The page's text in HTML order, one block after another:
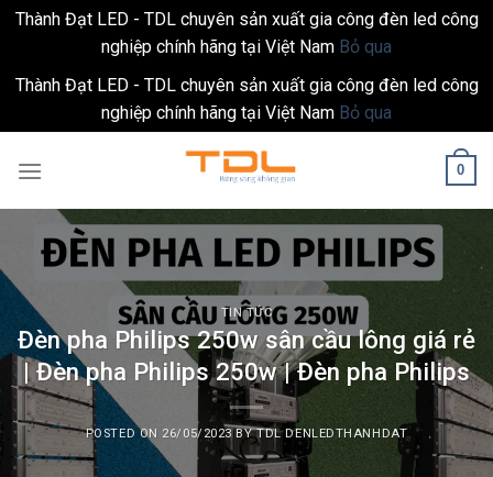
Thành Đạt LED - TDL chuyên sản xuất gia công đèn led công
nghiệp chính hãng tại Việt Nam Bỏ qua
Thành Đạt LED - TDL chuyên sản xuất gia công đèn led công
nghiệp chính hãng tại Việt Nam Bỏ qua
0
TIN TỨC
Đèn pha Philips 250w sân cầu lông giá rẻ
| Đèn pha Philips 250w | Đèn pha Philips
POSTED ON 26/05/2023 BYTDL DENLEDTHANHDAT